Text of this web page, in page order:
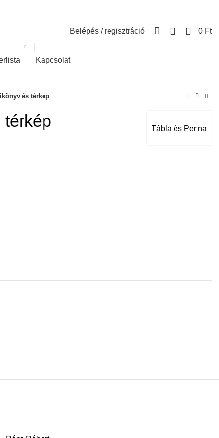
Belépés / regisztráció 0 Ft
Kapcsolat
és térkép
Tábla és Penna
térkép